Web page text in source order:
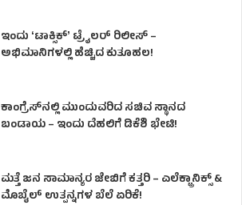
ಇಂದು ʻಟಾಕ್ಸಿಕ್ʼ ಟ್ರೈಲರ್ ರಿಲೀಸ್‌ –
ಅಭಿಮಾನಿಗಳಲ್ಲಿ ಹೆಚ್ಚಿದ ಕುತೂಹಲ!
ಕಾಂಗ್ರೆಸ್​ನಲ್ಲಿ ಮುಂದುವರಿದ ಸಚಿವ ಸ್ಥಾನದ
ಬಂಡಾಯ – ಇಂದು ದೆಹಲಿಗೆ ಡಿಕೆಶಿ ಭೇಟಿ!
ಮತ್ತೆ ಜನ ಸಾಮಾನ್ಯರ ಜೇಬಿಗೆ ಕತ್ತರಿ – ಎಲೆಕ್ಟ್ರಾನಿಕ್ಸ್ &
ಮೊಬೈಲ್ ಉತ್ಪನ್ನಗಳ ಬೆಲೆ ಏರಿಕೆ!